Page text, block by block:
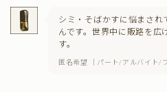
シミ・そばかすに悩まさ
んです。世界中に販路を広
す。
匿名希望 ｜パート/アルバイト/